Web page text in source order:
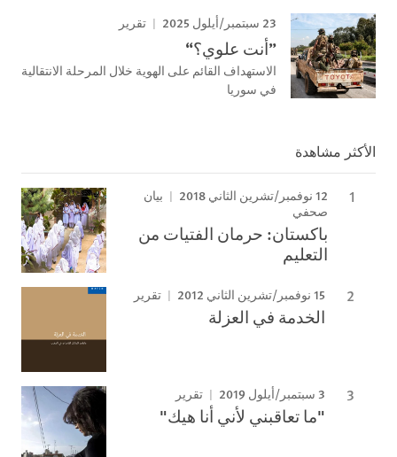
23 سبتمبر/أيلول 2025 تقرير
”أنت علوي؟“
الاستهداف القائم على الهوية خلال المرحلة الانتقالية
في سوريا
الأكثر مشاهدة
12 نوفمبر/تشرين الثاني 2018
بيان
صحفي
باكستان: حرمان الفتيات من
التعليم
15 نوفمبر/تشرين الثاني 2012 تقرير
الخدمة في العزلة
3 سبتمبر/أيلول 2019 تقرير
"ما تعاقبني لأني أنا هيك"